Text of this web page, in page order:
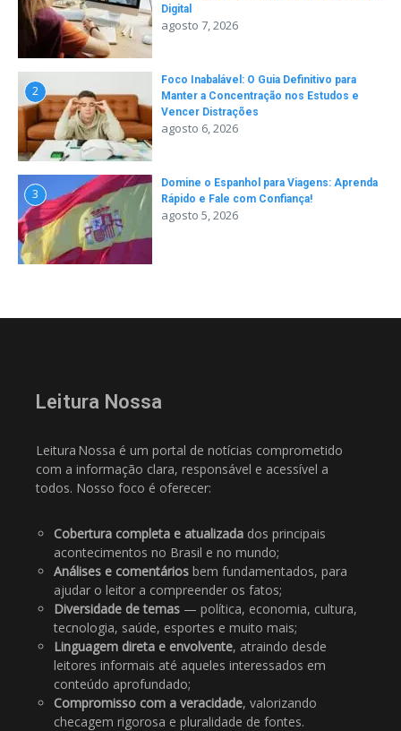
Digital
agosto 7, 2026
2
Foco Inabalável: O Guia Definitivo para
Manter a Concentração nos Estudos e
Vencer Distrações
agosto 6, 2026
3
Domine o Espanhol para Viagens: Aprenda
Rápido e Fale com Confiança!
agosto 5, 2026
Leitura Nossa
Leitura Nossa é um portal de notícias comprometido
com a informação clara, responsável e acessível a
todos. Nosso foco é oferecer:
Cobertura completa e atualizada dos principais
acontecimentos no Brasil e no mundo;
Análises e comentários bem fundamentados, para
ajudar o leitor a compreender os fatos;
Diversidade de temas — política, economia, cultura,
tecnologia, saúde, esportes e muito mais;
Linguagem direta e envolvente, atraindo desde
leitores informais até aqueles interessados em
conteúdo aprofundado;
Compromisso com a veracidade, valorizando
checagem rigorosa e pluralidade de fontes.